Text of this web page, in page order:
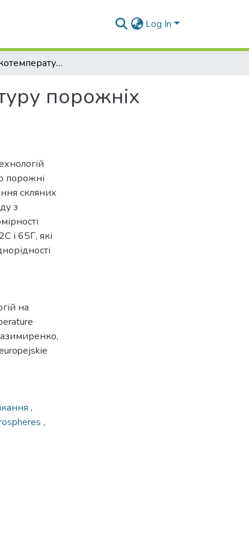
Log In
Вплив високотемпературних технологій на структуру порожніх мікросфер
порожніх
порожні
скляних
з
і 65Г, які
на
,
,